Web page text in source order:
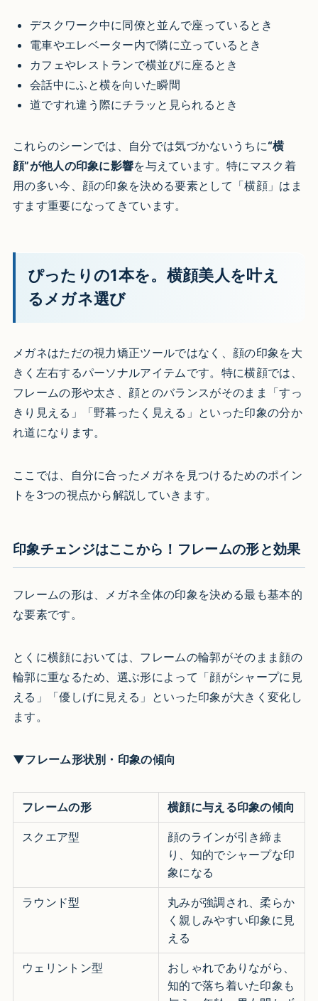
デスクワーク中に同僚と並んで座っているとき
電車やエレベーター内で隣に立っているとき
カフェやレストランで横並びに座るとき
会話中にふと横を向いた瞬間
道ですれ違う際にチラッと見られるとき
これらのシーンでは、自分では気づかないうちに“横
顔”が他人の印象に影響を与えています。特にマスク着
用の多い今、顔の印象を決める要素として「横顔」はま
すます重要になってきています。
ぴったりの1本を。横顔美人を叶え
るメガネ選び
メガネはただの視力矯正ツールではなく、顔の印象を大
きく左右するパーソナルアイテムです。特に横顔では、
フレームの形や太さ、顔とのバランスがそのまま「すっ
きり見える」「野暮ったく見える」といった印象の分か
れ道になります。
ここでは、自分に合ったメガネを見つけるためのポイン
トを3つの視点から解説していきます。
印象チェンジはここから！フレームの形と効果
フレームの形は、メガネ全体の印象を決める最も基本的
な要素です。
とくに横顔においては、フレームの輪郭がそのまま顔の
輪郭に重なるため、選ぶ形によって「顔がシャープに見
える」「優しげに見える」といった印象が大きく変化し
ます。
▼フレーム形状別・印象の傾向
フレームの形 横顔に与える印象の傾向
スクエア型
顔のラインが引き締ま
り、知的でシャープな印
象になる
ラウンド型
丸みが強調され、柔らか
く親しみやすい印象に見
える
ウェリントン型
おしゃれでありながら、
知的で落ち着いた印象も